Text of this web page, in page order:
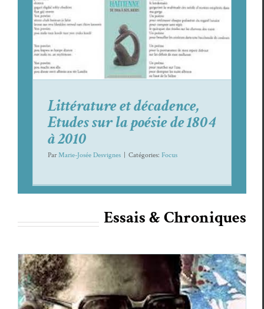
Littérature et décadence, Etudes sur la
poésie de 1804 à 2010
Focus
Littérature et décadence,
Etudes sur la poésie de 1804
à 2010
ParMarie-Josée Desvignes Caté­gories: Focus
Essais & Chroniques